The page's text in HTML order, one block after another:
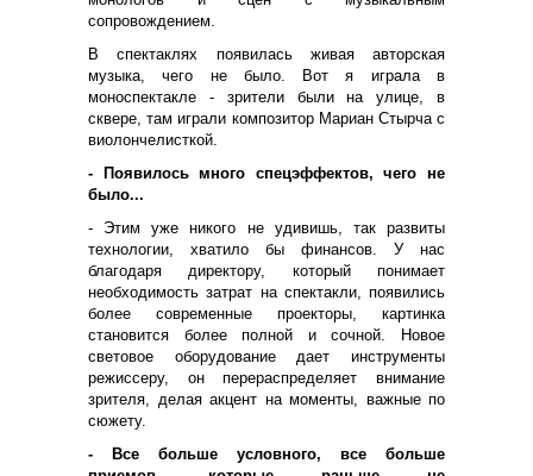
сопровождением.
В спектаклях появилась живая авторская
музыка, чего не было. Вот я играла в
моноспектакле - зрители были на улице, в
сквере, там играли композитор Мариан Стырча с
виолончелисткой.
- Появилось много спецэффектов, чего не
было...
- Этим уже никого не удивишь, так развиты
технологии, хватило бы финансов. У нас
благодаря директору, который понимает
необходимость затрат на спектакли, появились
более современные проекторы, картинка
становится более полной и сочной. Новое
световое оборудование дает инструменты
режиссеру, он перераспределяет внимание
зрителя, делая акцент на моменты, важные по
сюжету.
- Все больше условного, все больше